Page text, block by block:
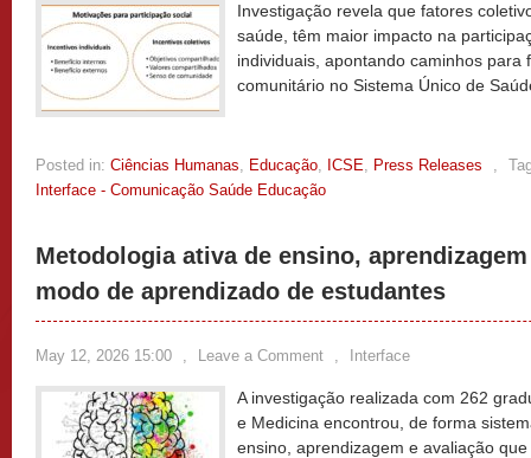
Investigação revela que fatores
saúde, têm maior impacto na
individuais, apontando caminhos para
comunitário no Sistema Único de
Posted in: Ciências Humanas, Educação, ICSE, Press Releases ,
Interface - Comunicação Saúde Educação
Metodologia ativa de ensino,
modo de aprendizado de estudantes
May 12, 2026 15:00 , Leave a Comment , Interface
A investigação realizada com 262
e Medicina encontrou, de forma
ensino, aprendizagem e avaliação